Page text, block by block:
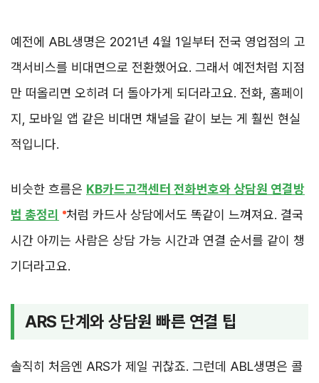
예전에 ABL생명은 2021년 4월 1일부터 전국 영업점의 고
객서비스를 비대면으로 전환했어요. 그래서 예전처럼 지점
만 떠올리면 오히려 더 돌아가게 되더라고요. 전화, 홈페이
지, 모바일 앱 같은 비대면 채널을 같이 보는 게 훨씬 현실
적입니다.
비슷한 흐름은 KB카드고객센터 전화번호와 상담원 연결방
법 총정리
처럼 카드사 상담에서도 똑같이 느껴져요. 결국
시간 아끼는 사람은 상담 가능 시간과 연결 순서를 같이 챙
기더라고요.
ARS 단계와 상담원 빠른 연결 팁
솔직히 처음엔 ARS가 제일 귀찮죠. 그런데 ABL생명은 콜